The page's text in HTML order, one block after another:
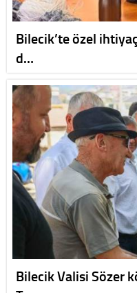
Bilecik’te özel
d…
Bilecik Valisi Sözer